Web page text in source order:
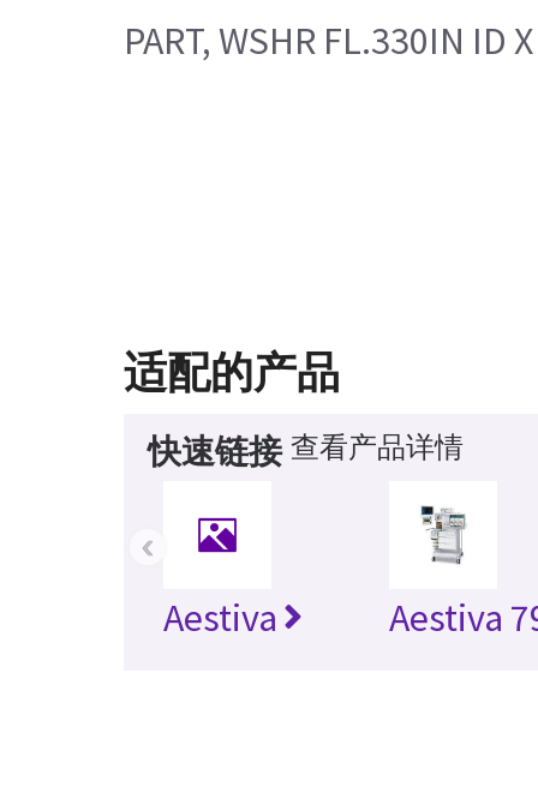
PART, WSHR FL.330IN ID
适配的产品
快速链接 查看产品详情
Aestiva Aestiva
‹